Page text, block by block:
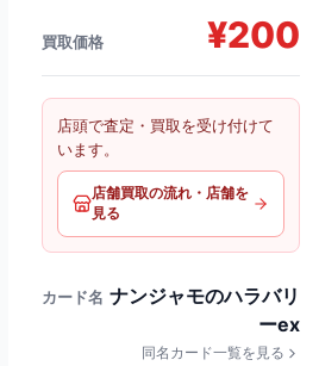
買取価格 ¥200
店頭で査定・買取を受け付けて
います。
店舗買取の流れ・店舗を
見る
カード名 ナンジャモのハラバリ
ーex
同名カード一覧を見る